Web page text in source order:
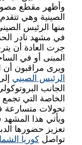
وأظهر مقطع مصور
الصينية وهي
منها الرئيس
في مشهد نادر
جرت العادة أن
المبنى أو في
ويرى مراقبون أن
الرئيس الصيني
الجانب
الخاصة التي
تحولات متسارعة
ويأتي هذا
تعزيز حضورها
تواصل كوريا